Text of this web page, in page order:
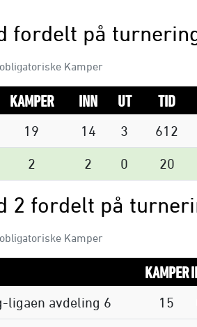
fordelt på
Kamper
KAMPER INN UT TID
19 14 3 612
2 2 0 20
2 fordelt på
Kamper
KAMPER
ligaen avdeling 6 15